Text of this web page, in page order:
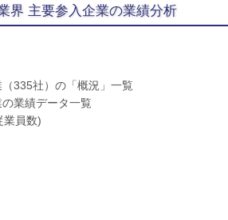
界 主要参入企業の業績分析
335社）の「概況」一覧
業績データ一覧
員数)